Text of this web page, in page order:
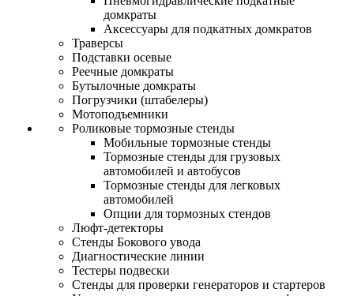
домкраты
Аксессуары для подкатных домкратов
Траверсы
Подставки осевые
Реечные домкраты
Бутылочные домкраты
Погрузчики (штабелеры)
Мотоподъемники
Роликовые тормозные стенды
Мобильные тормозные стенды
Тормозные стенды для грузовых
автомобилей и автобусов
Тормозные стенды для легковых
автомобилей
Опции для тормозных стендов
Люфт-детекторы
Стенды Бокового увода
Диагностические линии
Тестеры подвески
Стенды для проверки генераторов и стартеров